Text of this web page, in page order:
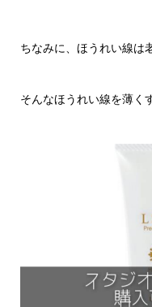
ちなみに、ほうれい線は
そんなほうれい線を薄く